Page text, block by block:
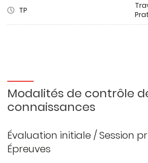
TP
Modalités de contrôle
connaissances
Évaluation initiale / Session
Épreuves